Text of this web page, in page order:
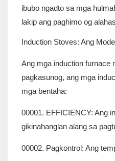
ibubo ngadto sa mga
lakip ang paghimo og
Induction Stoves: Ang
Ang mga induction furnace
pagkasunog, ang mga
mga bentaha:
00001. EFFICIENCY: Ang
gikinahanglan alang sa
00002. Pagkontrol: Ang